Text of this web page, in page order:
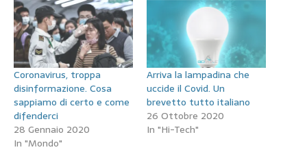
Coronavirus, troppa
disinformazione. Cosa
sappiamo di certo e come
difenderci
28 Gennaio 2020
In "Mondo"
Arriva la lampadina che
uccide il Covid. Un
brevetto tutto italiano
26 Ottobre 2020
In "Hi-Tech"